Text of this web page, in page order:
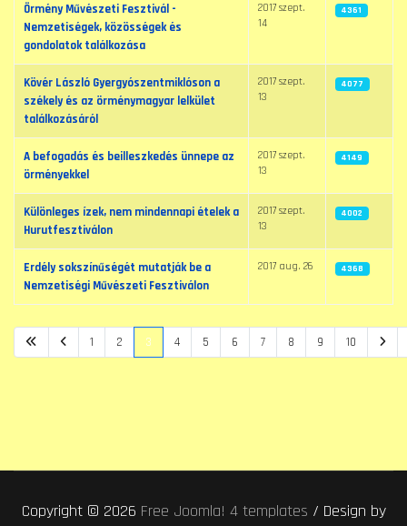
Örmény Művészeti Fesztivál -
Nemzetiségek, közösségek és
gondolatok találkozása
2017 szept.
14
4361
Kövér László Gyergyószentmiklóson a
székely és az örménymagyar lelkület
találkozásáról
2017 szept.
13
4077
A befogadás és beilleszkedés ünnepe az
örményekkel
2017 szept.
13
4149
Különleges ízek, nem mindennapi ételek a
Hurutfesztiválon
2017 szept.
13
4002
Erdély sokszínűségét mutatják be a
Nemzetiségi Művészeti Fesztiválon
2017 aug. 26 4368
3. oldal / 10
1 2 3 4 5 6 7 8 9 10
Copyright © 2026 Free Joomla! 4 templates / Design by